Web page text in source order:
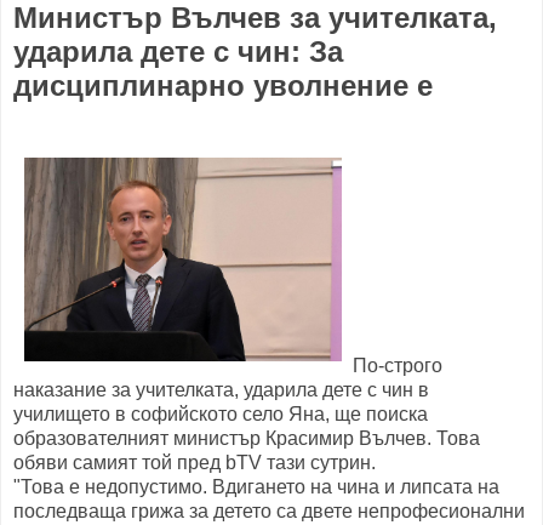
Министър Вълчев за учителката,
ударила дете с чин: За
дисциплинарно уволнение е
По-строго
наказание за учителката, ударила дете с чин в
училището в софийското село Яна, ще поиска
образователният министър Красимир Вълчев. Това
обяви самият той пред bTV тази сутрин.
"Това е недопустимо. Вдигането на чина и липсата на
последваща грижа за детето са двете непрофесионални